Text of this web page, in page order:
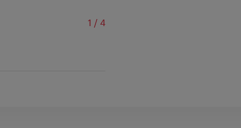
1 /von
4